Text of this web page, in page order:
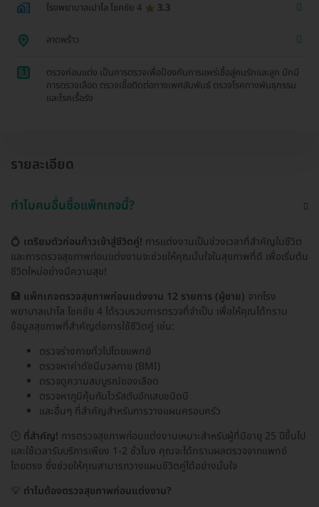
โรงพยาบาลเปาโล โชคชัย 4 3.3
ลาดพร้าว
1
ตรวจก่อนแต่ง เป็นการตรวจเพื่อป้องกันการแพร่เชื้อสู่คนรักและลูก มักมี
การตรวจเลือด ตรวจเชื้อติดต่อทางเพศสัมพันธ์ ตรวจโรคทางพันธุกรรม
และโรคเรื้อรัง
รายละเอียด
ทำไมคนอื่นซื้อแพ็กเกจนี้?
💍 เตรียมตัวก่อนก้าวเข้าสู่ชีวิตคู่! การแต่งงานเป็นช่วงเวลาที่สำคัญในชีวิต
และการตรวจสุขภาพก่อนแต่งงานจะช่วยให้คุณมั่นใจในสุขภาพที่ดี เพื่อเริ่มต้น
ชีวิตใหม่อย่างมีความสุข!
🏥 แพ็กเกจตรวจสุขภาพก่อนแต่งงาน 12 รายการ (ผู้ชาย) จากโรง
พยาบาลเปาโล โชคชัย 4 ได้รวบรวมการตรวจที่จำเป็น เพื่อให้คุณได้ทราบ
ข้อมูลสุขภาพที่สำคัญต่อการใช้ชีวิตคู่ เช่น:
ตรวจร่างกายทั่วไปโดยแพทย์
ตรวจหาค่าดัชนีมวลกาย (BMI)
ตรวจดูความสมบูรณ์ของเลือด
ตรวจหาภูมิคุ้มกันไวรัสตับอักเสบชนิดบี
และอื่นๆ ที่สำคัญสำหรับการวางแผนครอบครัว
🕒 ที่สำคัญ! การตรวจสุขภาพก่อนแต่งงานเหมาะสำหรับผู้ที่มีอายุ 25 ปีขึ้นไป
และใช้เวลารับบริการเพียง 1-2 ชั่วโมง คุณจะได้ทราบผลตรวจจากแพทย์
โดยตรง ซึ่งช่วยให้คุณสามารถวางแผนชีวิตคู่ได้อย่างมั่นใจ
💡 ทำไมต้องตรวจสุขภาพก่อนแต่งงาน?